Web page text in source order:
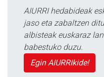
AIURRI hedabideak
jaso eta zabaltzen
albisteak euskaraz
babestuko duzu.
Egin AIURRIkide!